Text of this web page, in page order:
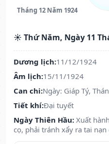
Tháng 12 Năm 1924
☀️ Thứ Năm, Ngày 11
Dương lịch:11/12/1924
Âm lịch:15/11/1924
Can chi:Ngày: Giáp Tý,
Tiết khí:Đại tuyết
Ngày Thiên Hầu: Xuất
cọ, phải tránh xẩy ra tai